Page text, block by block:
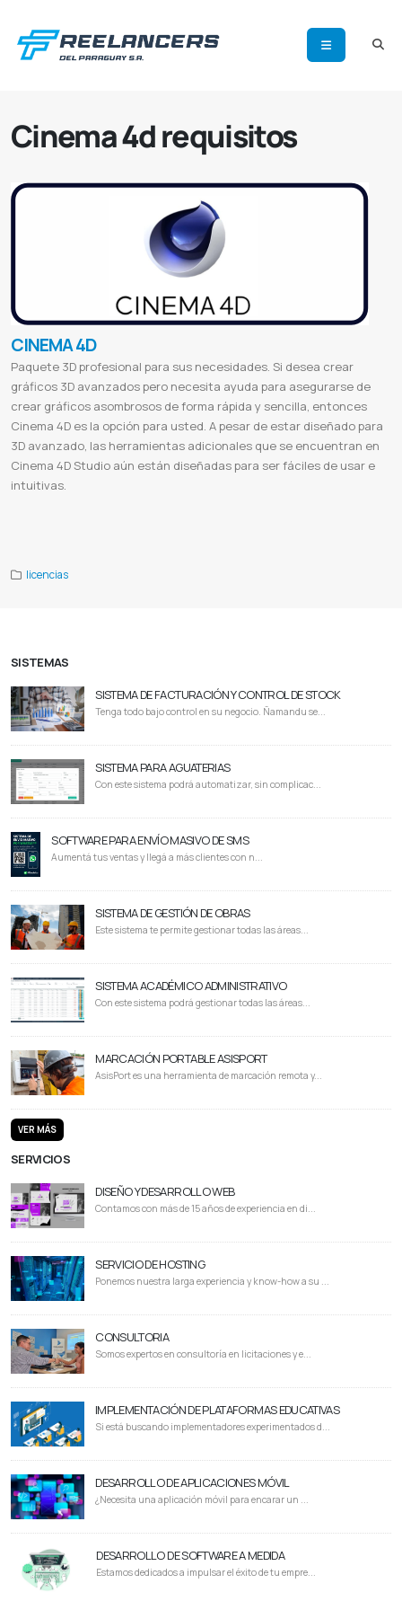
Cinema 4d requisitos
CINEMA 4D
Paquete 3D profesional para sus necesidades. Si desea crear
gráficos 3D avanzados pero necesita ayuda para asegurarse de
crear gráficos asombrosos de forma rápida y sencilla, entonces
Cinema 4D es la opción para usted. A pesar de estar diseñado para
3D avanzado, las herramientas adicionales que se encuentran en
Cinema 4D Studio aún están diseñadas para ser fáciles de usar e
intuitivas.
licencias
SISTEMAS
SISTEMA DE FACTURACIÓN Y CONTROL DE STOCK
Tenga todo bajo control en su negocio. Ñamandu se...
SISTEMA PARA AGUATERIAS
Con este sistema podrá automatizar, sin complicac...
SOFTWARE PARA ENVÍO MASIVO DE SMS
Aumentá tus ventas y llegá a más clientes con n...
SISTEMA DE GESTIÓN DE OBRAS
Este sistema te permite gestionar todas las áreas...
SISTEMA ACADÉMICO ADMINISTRATIVO
Con este sistema podrá gestionar todas las áreas...
MARCACIÓN PORTABLE ASISPORT
AsisPort es una herramienta de marcación remota y...
VER MÁS
SERVICIOS
DISEÑO Y DESARROLLO WEB
Contamos con más de 15 años de experiencia en di...
SERVICIO DE HOSTING
Ponemos nuestra larga experiencia y know-how a su ...
CONSULTORIA
Somos expertos en consultoría en licitaciones y e...
IMPLEMENTACIÓN DE PLATAFORMAS EDUCATIVAS
Si está buscando implementadores experimentados d...
DESARROLLO DE APLICACIONES MÓVIL
¿Necesita una aplicación móvil para encarar un ...
DESARROLLO DE SOFTWARE A MEDIDA
Estamos dedicados a impulsar el éxito de tu empre...